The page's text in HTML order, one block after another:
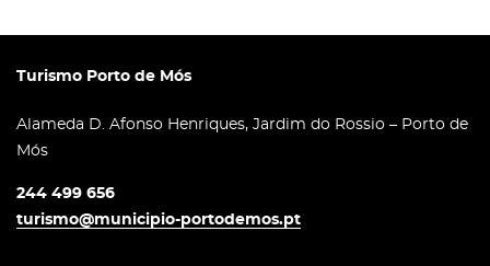
Turismo Porto de Mós
Alameda D. Afonso Henriques, Jardim do Rossio – Porto de
Mós
244 499 656
turismo@municipio-portodemos.pt